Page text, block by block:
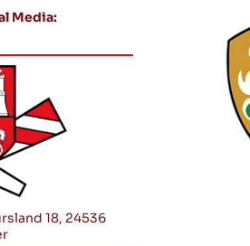
Media:
18, 24536